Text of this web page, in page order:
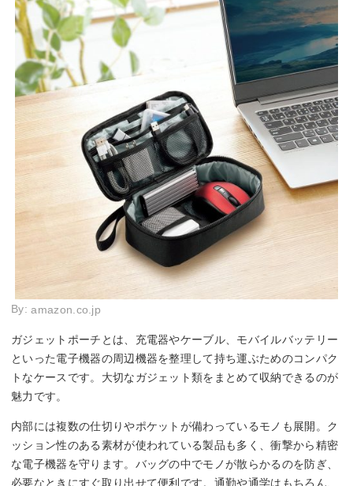
By:amazon.co.jp
ガジェットポーチとは、充電器やケーブル、モバイルバッテリー
といった電子機器の周辺機器を整理して持ち運ぶためのコンパク
トなケースです。大切なガジェット類をまとめて収納できるのが
魅力です。
内部には複数の仕切りやポケットが備わっているモノも展開。ク
ッション性のある素材が使われている製品も多く、衝撃から精密
な電子機器を守ります。バッグの中でモノが散らかるのを防ぎ、
必要なときにすぐ取り出せて便利です。通勤や通学はもちろん、